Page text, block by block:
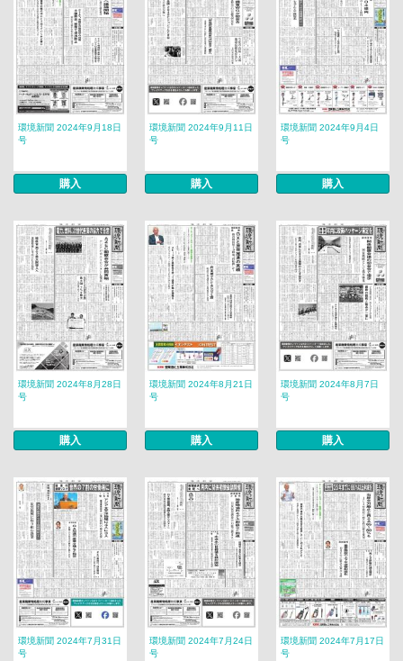
環境新聞 2024年9月18日
号
購入
環境新聞 2024年9月11日
号
購入
環境新聞 2024年9月4日
号
購入
環境新聞 2024年8月28日
号
購入
環境新聞 2024年8月21日
号
購入
環境新聞 2024年8月7日
号
購入
環境新聞 2024年7月31日
号
環境新聞 2024年7月24日
号
環境新聞 2024年7月17日
号